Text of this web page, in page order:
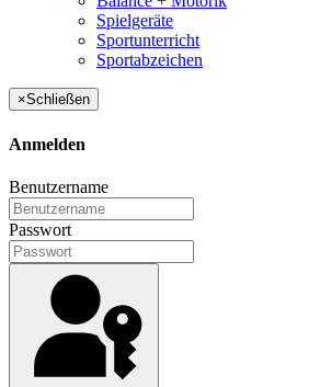
Spielgeräte
Sportunterricht
Sportabzeichen
×Schließen
Anmelden
Benutzername
Passwort